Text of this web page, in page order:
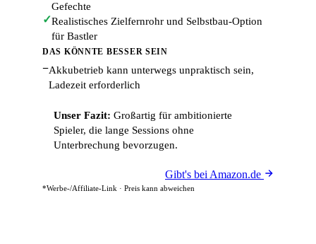
Gefechte
✓Realistisches Zielfernrohr und Selbstbau-Option
für Bastler
DAS KÖNNTE BESSER SEIN
−Akkubetrieb kann unterwegs unpraktisch sein,
Ladezeit erforderlich
Unser Fazit: Großartig für ambitionierte
Spieler, die lange Sessions ohne
Unterbrechung bevorzugen.
Gibt's bei Amazon.de
*Werbe-/Affiliate-Link · Preis kann abweichen